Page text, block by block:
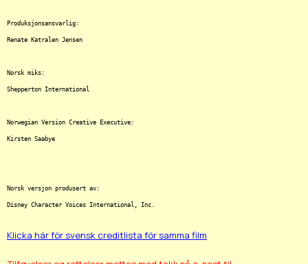
Produksjonsansvarlig:
Renate Katralen Jensen
Norsk miks:
Shepperton International
Norwegian Version Creative Executive:
Kirsten Saabye
Norsk versjon produsert av:
Klicka här för svensk creditlista för samma film